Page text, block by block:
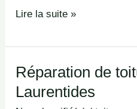
Lire la suite »
Réparation de
Laurentides
Réparation
de